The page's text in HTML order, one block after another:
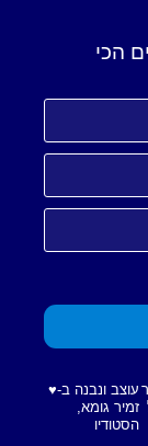
הכי
עוצב ונבנה ב-♥︎
זמיר גומא,
הסטודיו